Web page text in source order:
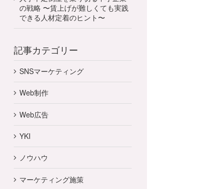
の戦略 〜賃上げが難しくても実践
できる人材定着のヒント〜
記事カテゴリー
SNSマーケティング
Web制作
Web広告
YKI
ノウハウ
マーケティング施策